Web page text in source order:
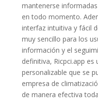
mantenerse
en todo momento.
interfaz intuitiva y fácil
muy sencillo para los
información y el
definitiva, Ricpci.app
personalizable que se
empresa de
de manera efectiva